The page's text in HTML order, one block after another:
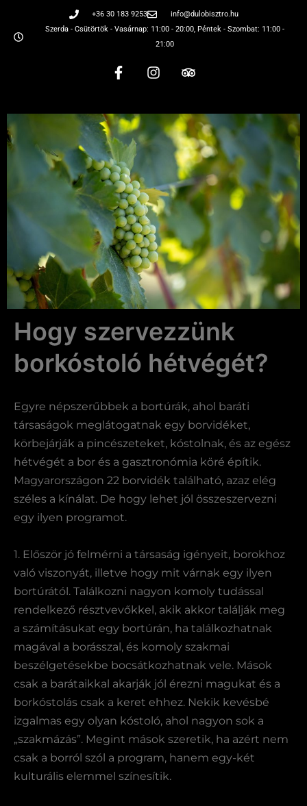
+36 30 183 9253
info@dulobisztro.hu
Szerda - Csütörtök - Vasárnap: 11:00 - 20:00, Péntek - Szombat: 11:00 -
21:00
Hogy szervezzünk
borkóstoló hétvégét?
Egyre népszerűbbek a bortúrák, ahol baráti
társaságok meglátogatnak egy borvidéket,
körbejárják a pincészeteket, kóstolnak, és az egész
hétvégét a bor és a gasztronómia köré építik.
Magyarországon 22 borvidék található, azaz elég
széles a kínálat. De hogy lehet jól összeszervezni
egy ilyen programot.
1. Először jó felmérni a társaság igényeit, borokhoz
való viszonyát, illetve hogy mit várnak egy ilyen
bortúrától. Találkozni nagyon komoly tudással
rendelkező résztvevőkkel, akik akkor találják meg
a számításukat egy bortúrán, ha találkozhatnak
magával a borásszal, és komoly szakmai
beszélgetésekbe bocsátkozhatnak vele. Mások
csak a barátaikkal akarják jól érezni magukat és a
borkóstolás csak a keret ehhez. Nekik kevésbé
izgalmas egy olyan kóstoló, ahol nagyon sok a
„szakmázás”. Megint mások szeretik, ha azért nem
csak a borról szól a program, hanem egy-két
kulturális elemmel színesítik.